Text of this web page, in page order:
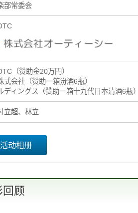
部常委会
（赞助金20万円）
式会社（赞助一箱汾酒6瓶）
ディングス（赞助一箱十九代日本清酒6瓶）
立超、林立
动相册
回顾